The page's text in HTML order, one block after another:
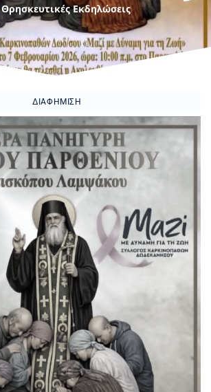
Θρησκευτικές Εκδηλώσεις
ΔΙΑΦΉΜΙΣΗ